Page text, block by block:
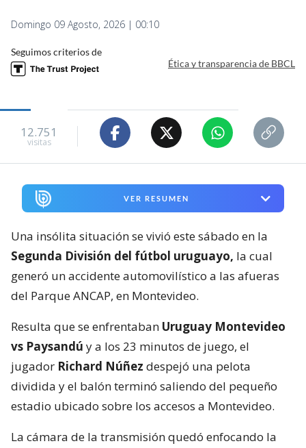
Domingo 09 Agosto, 2026 | 00:10
Seguimos criterios de
Ética y transparencia de BBCL
12.751
visitas
VER RESUMEN
Una insólita situación se vivió este sábado en la
Segunda División del fútbol uruguayo, la cual
generó un accidente automovilístico a las afueras
del Parque ANCAP, en Montevideo.
Resulta que se enfrentaban Uruguay Montevideo
vs Paysandú y a los 23 minutos de juego, el
jugador Richard Núñez despejó una pelota
dividida y el balón terminó saliendo del pequeño
estadio ubicado sobre los accesos a Montevideo.
La cámara de la transmisión quedó enfocando la